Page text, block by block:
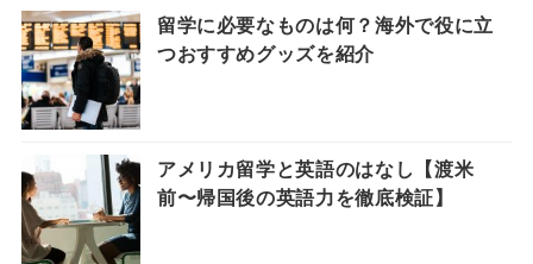
留学に必要なものは何？海外で役に立
つおすすめグッズを紹介
アメリカ留学と英語のはなし【渡米
前〜帰国後の英語力を徹底検証】